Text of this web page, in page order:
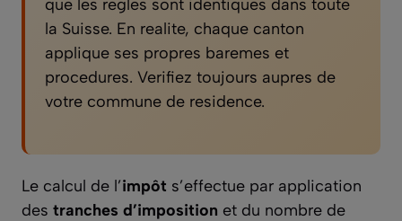
que les regles sont identiques dans toute
la Suisse. En realite, chaque canton
applique ses propres baremes et
procedures. Verifiez toujours aupres de
votre commune de residence.
Le calcul de l’impôt s’effectue par application
des tranches d’imposition et du nombre de